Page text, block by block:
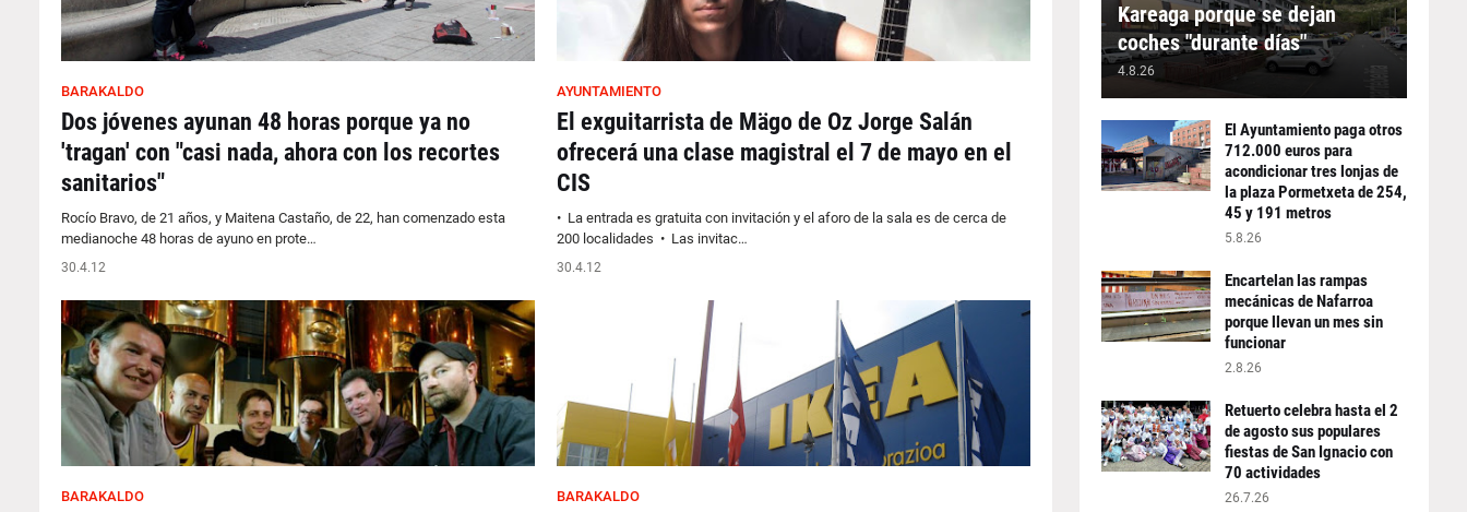
BARAKALDO
Dos jóvenes ayunan 48 horas porque ya no
'tragan' con "casi nada, ahora con los recortes
sanitarios"
Rocío Bravo, de 21 años, y Maitena Castaño, de 22, han comenzado esta
medianoche 48 horas de ayuno en prote…
30.4.12
AYUNTAMIENTO
El exguitarrista de Mägo de Oz Jorge Salán
ofrecerá una clase magistral el 7 de mayo en el
CIS
• La entrada es gratuita con invitación y el aforo de la sala es de cerca de
200 localidades • Las invitac…
30.4.12
BARAKALDO BARAKALDO
Kareaga porque se dejan
coches "durante días"
4.8.26
El Ayuntamiento paga otros
712.000 euros para
acondicionar tres lonjas de
la plaza Pormetxeta de 254,
45 y 191 metros
5.8.26
Encartelan las rampas
mecánicas de Nafarroa
porque llevan un mes sin
funcionar
2.8.26
Retuerto celebra hasta el 2
de agosto sus populares
fiestas de San Ignacio con
70 actividades
26.7.26